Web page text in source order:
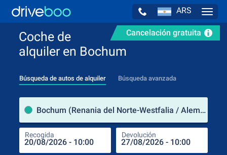
ARS
Cancelación gratuita
Coche de
alquiler en Bochum
Búsqueda de autos de alquiler Búsqueda avanzada
Bochum (Renania del Norte-Westfalia / Alemania)
Recogida Devolución